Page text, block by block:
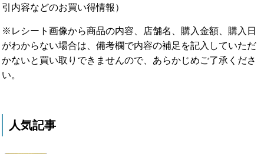
引内容などのお買い得情報）
※レシート画像から商品の内容、店舗名、購入金額、購入日
がわからない場合は、備考欄で内容の補足を記入していただ
かないと買い取りできませんので、あらかじめご了承くださ
い。
人気記事